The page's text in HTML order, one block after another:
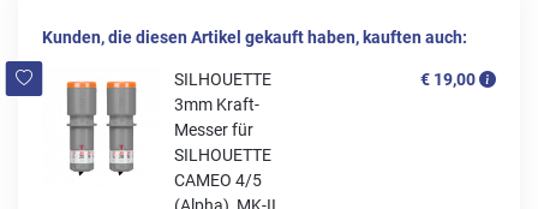
Kunden, die diesen Artikel gekauft haben, kauften auch:
SILHOUETTE
3mm Kraft-
Messer für
SILHOUETTE
CAMEO 4/5
€ 19,00